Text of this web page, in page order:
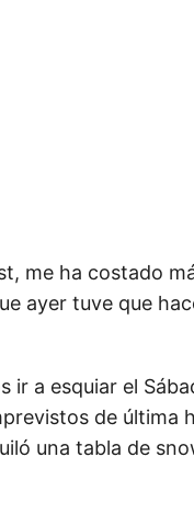
me ha costado
ayer tuve que
ir a esquiar el
de última
una tabla de